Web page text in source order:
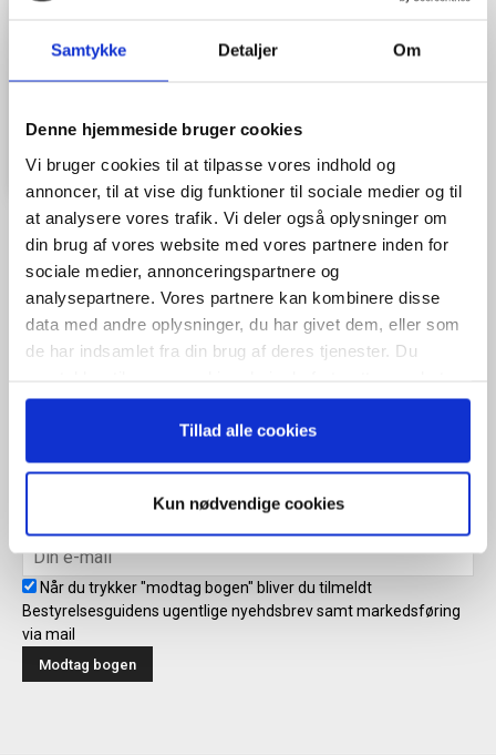
Samtykke Detaljer Om
Denne hjemmeside bruger cookies
Vi bruger cookies til at tilpasse vores indhold og
annoncer, til at vise dig funktioner til sociale medier og til
at analysere vores trafik. Vi deler også oplysninger om
din brug af vores website med vores partnere inden for
sociale medier, annonceringspartnere og
analysepartnere. Vores partnere kan kombinere disse
data med andre oplysninger, du har givet dem, eller som
de har indsamlet fra din brug af deres tjenester. Du
anvende vores hjemmeside.
Tillad alle cookies
Kun nødvendige cookies
Når du trykker "modtag bogen" bliver du tilmeldt Bestyrelsesguidens
ugentlige nyhedsbrev samt markedsføring via mail.
Tilmeld
Modtag bogen direkte i din
mailboks
Når du trykker "modtag bogen" bliver du tilmeldt
Bestyrelsesguidens ugentlige nyehdsbrev samt markedsføring
via mail